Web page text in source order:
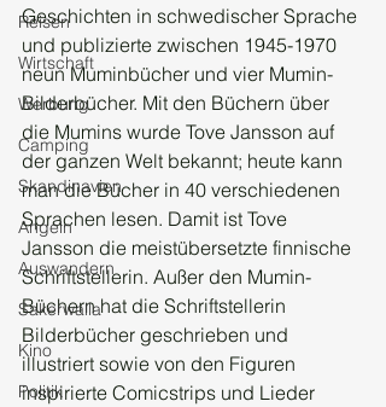
Reisen
Wirtschaft
Werbung
Camping
Skandinavien
Angeln
Auswandern
Sakerwalla
Kino
Politik
Geschichten in schwedischer Sprache
und publizierte zwischen 1945-1970
neun Muminbücher und vier Mumin-
Bilderbücher. Mit den Büchern über
die Mumins wurde Tove Jansson auf
der ganzen Welt bekannt; heute kann
man die Bücher in 40 verschiedenen
Sprachen lesen. Damit ist Tove
Jansson die meistübersetzte finnische
Schriftstellerin. Außer den Mumin-
Büchern hat die Schriftstellerin
Bilderbücher geschrieben und
illustriert sowie von den Figuren
inspirierte Comicstrips und Lieder